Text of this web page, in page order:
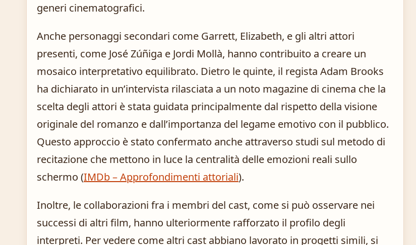
generi cinematografici.
Anche personaggi secondari come Garrett, Elizabeth, e gli altri attori
presenti, come José Zúñiga e Jordi Mollà, hanno contribuito a creare un
mosaico interpretativo equilibrato. Dietro le quinte, il regista Adam Brooks
ha dichiarato in un’intervista rilasciata a un noto magazine di cinema che la
scelta degli attori è stata guidata principalmente dal rispetto della visione
originale del romanzo e dall’importanza del legame emotivo con il pubblico.
Questo approccio è stato confermato anche attraverso studi sul metodo di
recitazione che mettono in luce la centralità delle emozioni reali sullo
schermo (IMDb – Approfondimenti attoriali).
Inoltre, le collaborazioni fra i membri del cast, come si può osservare nei
successi di altri film, hanno ulteriormente rafforzato il profilo degli
interpreti. Per vedere come altri cast abbiano lavorato in progetti simili, si